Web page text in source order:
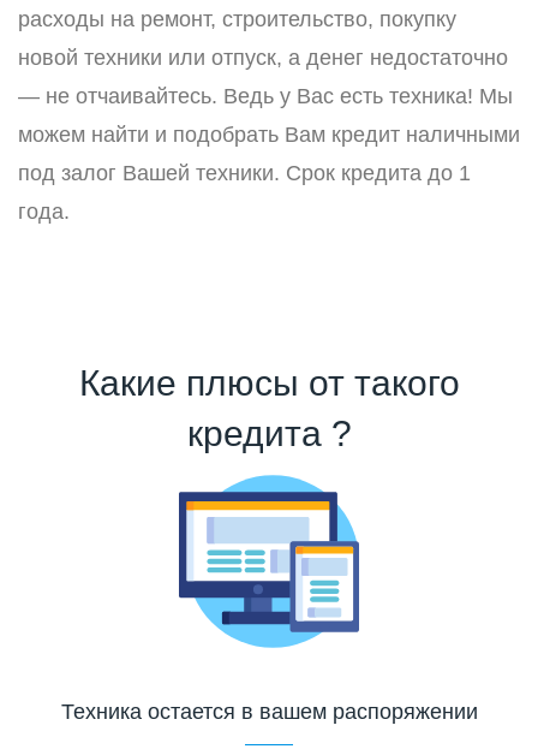
расходы на ремонт, строительство, покупку
новой техники или отпуск, а денег недостаточно
— не отчаивайтесь. Ведь у Вас есть техника! Мы
можем найти и подобрать Вам кредит наличными
под залог Вашей техники. Срок кредита до 1
года.
Какие плюсы от такого
кредита ?
Техника остается в вашем распоряжении